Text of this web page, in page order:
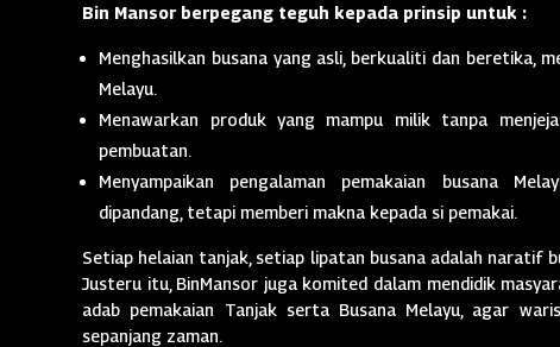
Bin Mansor berpegang teguh kepada prinsip untuk :
Menghasilkan busana yang asli, berkualiti dan beretika,
Melayu.
Menawarkan produk yang mampu milik tanpa
pembuatan.
Menyampaikan pengalaman pemakaian busana
dipandang, tetapi memberi makna kepada si pemakai.
Setiap helaian tanjak, setiap lipatan busana adalah naratif
Justeru itu, BinMansor juga komited dalam mendidik
adab pemakaian Tanjak serta Busana Melayu, agar
sepanjang zaman.